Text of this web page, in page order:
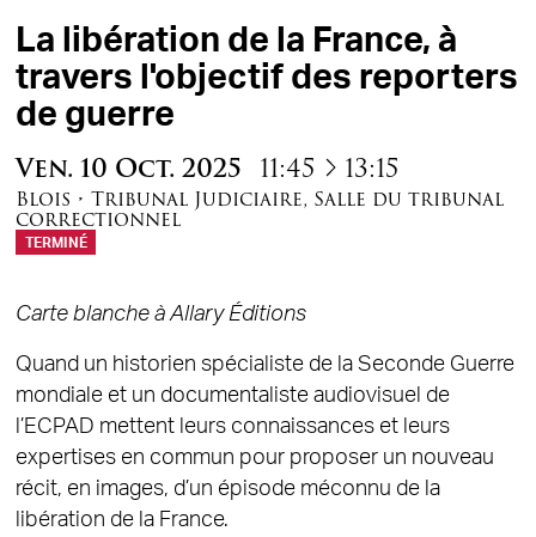
La libération de la France, à
travers l'objectif des reporters
de guerre
Ven. 10 Oct. 2025 11:45 à13:15
Blois • Tribunal Judiciaire, Salle du tribunal
correctionnel
TERMINÉ
Carte blanche à Allary Éditions
Quand un historien spécialiste de la Seconde Guerre
mondiale et un documentaliste audiovisuel de
l’ECPAD mettent leurs connaissances et leurs
expertises en commun pour proposer un nouveau
récit, en images, d’un épisode méconnu de la
libération de la France.